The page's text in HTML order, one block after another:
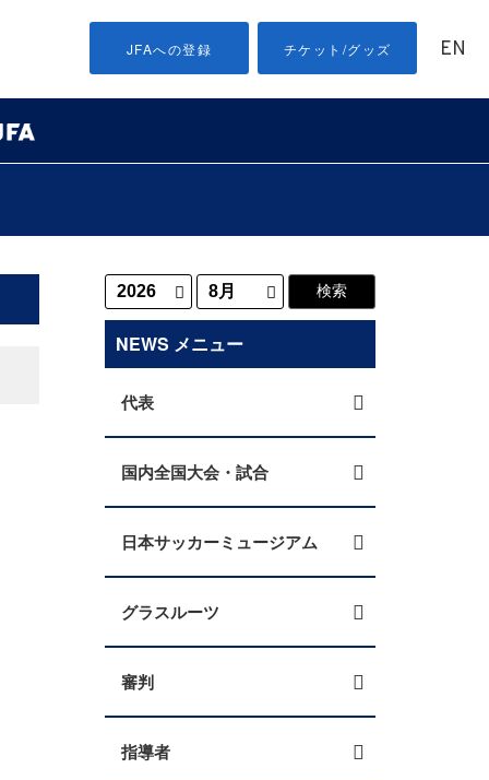
JFAへの登録 チケット/グッズ EN
NEWS メニュー
代表
国内全国大会・試合
日本サッカーミュージアム
グラスルーツ
審判
指導者